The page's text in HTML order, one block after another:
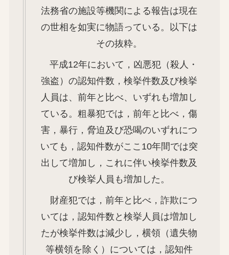
法務省の施設等機関による報告は現在
の世相を如実に物語っている。以下は
その抜粋。
平成12年において，凶悪犯（殺人・
強盗）の認知件数，検挙件数及び検挙
人員は、前年と比べ、いずれも増加し
ている。粗暴犯では，前年と比べ，傷
害，暴行，脅迫及び恐喝のいずれにつ
いても，認知件数がここ10年間では突
出して増加し，これに伴い検挙件数及
び検挙人員も増加した。
財産犯では，前年と比べ，詐欺につ
いては，認知件数と検挙人員は増加し
たが検挙件数は減少し，横領（遺失物
等横領を除く）については，認知件